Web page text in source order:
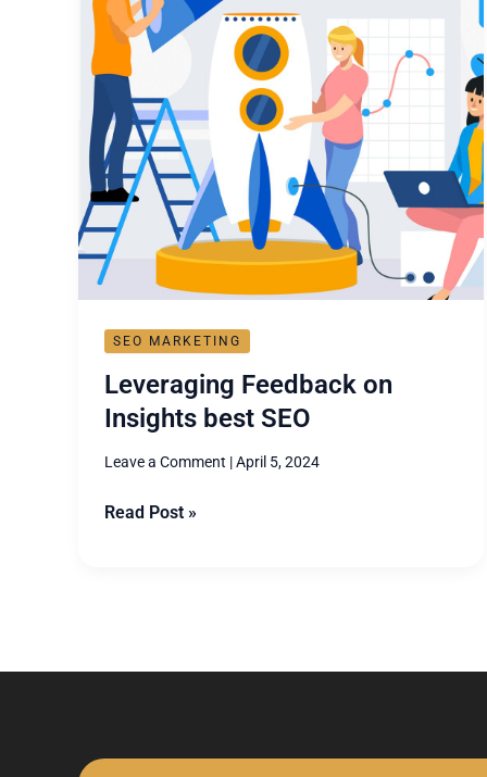
SEO MARKETING
Leveraging Feedback on
Insights best SEO
Leave a Comment |April 5, 2024
best
SEO
Read Post »